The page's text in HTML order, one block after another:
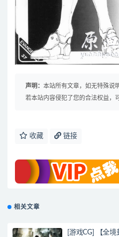
声明： 本站所有文章，如无特殊说
若本站内容侵犯了您的合法权益，
收藏 链接
相关文章
[游戏CG] 【全